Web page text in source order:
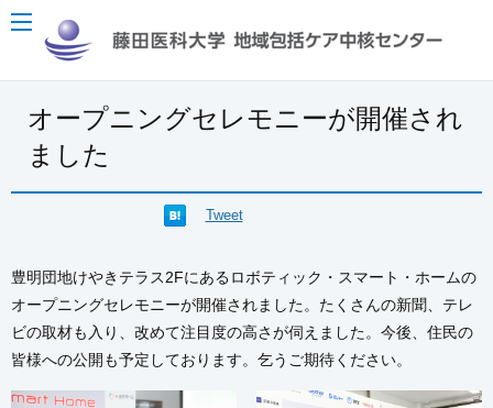
オープニングセレモニーが開催され
ました
Tweet
豊明団地けやきテラス2Fにあるロボティック・スマート・ホームの
オープニングセレモニーが開催されました。たくさんの新聞、テレ
ビの取材も入り、改めて注目度の高さが伺えました。今後、住民の
皆様への公開も予定しております。乞うご期待ください。